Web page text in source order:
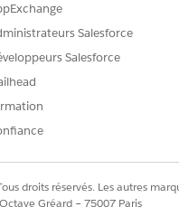
OU
Ensemble
compte professionnel
du payeur.
Salesforce
Salesforce
droits réservés. Les autres
Gréard – 75007 Paris